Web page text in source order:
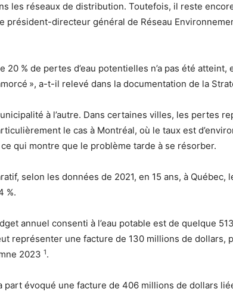
les réseaux de distribution. Toutefois, il reste
président-directeur général de Réseau
20 % de pertes d’eau potentielles n’a pas été atteint,
», a-t-il relevé dans la documentation de la
à l’autre. Dans certaines villes, les pertes
le cas à Montréal, où le taux est
qui montre que le problème tarde à se résorber.
selon les données de 2021, en 15 ans, à Québec,
%.
annuel consenti à l’eau potable est de quelque
représenter une facture de 130 millions de dollars,
2023 1.
part évoqué une facture de 406 millions de dollars